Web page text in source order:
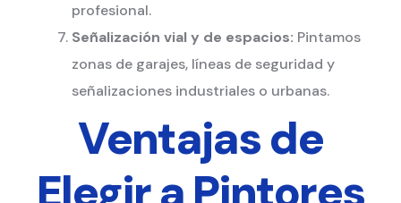
profesional.
Señalización vial y de espacios: Pintamos
zonas de garajes, líneas de seguridad y
señalizaciones industriales o urbanas.
Ventajas de